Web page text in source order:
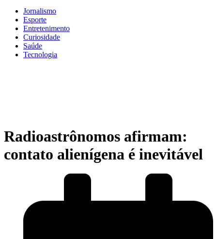
Jornalismo
Esporte
Entretenimento
Curiosidade
Saúde
Tecnologia
Radioastrônomos afirmam:
contato alienígena é inevitável